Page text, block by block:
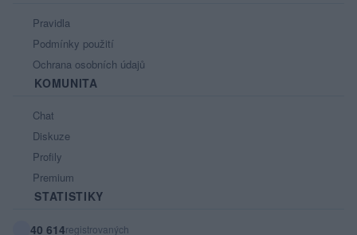
Pravidla
Podmínky použití
Ochrana osobních údajů
KOMUNITA
Chat
Diskuze
Profily
Premium
STATISTIKY
40 614registrovaných